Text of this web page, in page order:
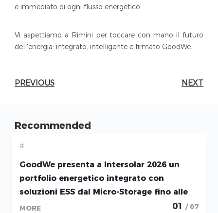
e immediato di ogni flusso energetico.
Vi aspettiamo a Rimini per toccare con mano il futuro
dell'energia: integrato, intelligente e firmato GoodWe.
PREVIOUS NEXT
Recommended
#
GoodWe presenta a Intersolar 2026 un
portfolio energetico integrato con
soluzioni ESS dal Micro-Storage fino alle
applicazioni Utility-Scale
MORE 01 / 07